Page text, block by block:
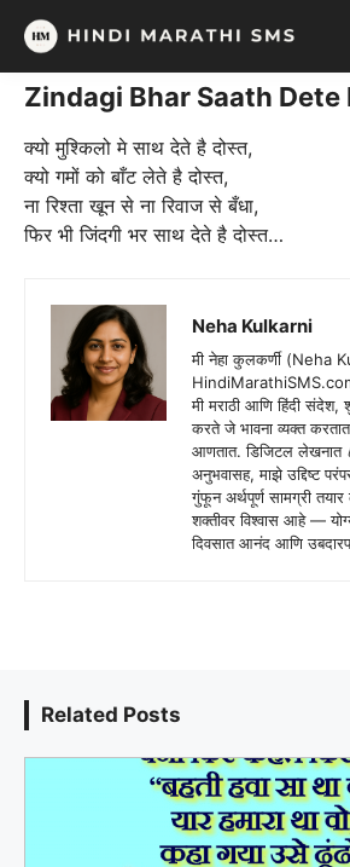
Skip
content
Zindagi Bhar Saath Dete
क्यो मुश्किलो मे साथ देते है दोस्त,
क्यो गमों को बाँट लेते है दोस्त,
ना रिश्ता खून से ना रिवाज से बँधा,
फिर भी जिंदगी भर साथ देते है दोस्त…
Neha Kulkarni
मी नेहा कुलकर्णी (Neha
मी मराठी आणि हिंदी संदेश,
करते जे भावना व्यक्त
आणतात. डिजिटल लेखनात
अनुभवासह, माझे उद्दिष्ट
गुंफून अर्थपूर्ण सामग्री
शक्तीवर विश्वास आहे —
दिवसात आनंद आणि
Related Posts